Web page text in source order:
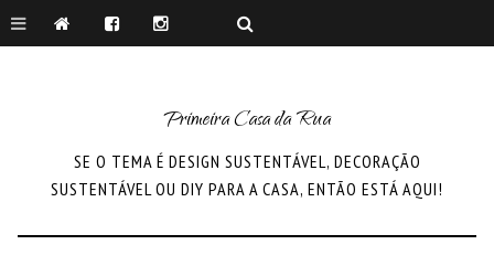
Primeira Casa da Rua
SE O TEMA É DESIGN SUSTENTÁVEL, DECORAÇÃO
SUSTENTÁVEL OU DIY PARA A CASA, ENTÃO ESTÁ AQUI!